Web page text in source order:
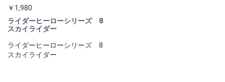
￥1,980
ライダーヒーローシリーズ 8
スカイライダー
ライダーヒーローシリーズ 8
スカイライダー